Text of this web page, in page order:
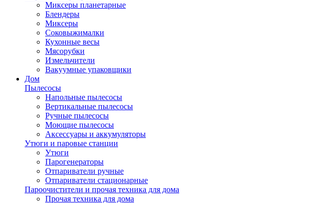
Миксеры планетарные
Блендеры
Миксеры
Соковыжималки
Кухонные весы
Мясорубки
Измельчители
Вакуумные упаковщики
Дом
Пылесосы
Напольные пылесосы
Вертикальные пылесосы
Ручные пылесосы
Моющие пылесосы
Аксессуары и аккумуляторы
Утюги и паровые станции
Утюги
Парогенераторы
Отпариватели ручные
Отпариватели стационарные
Пароочистители и прочая техника для дома
Прочая техника для дома